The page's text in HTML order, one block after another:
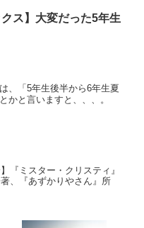
クス】大変だった5年生
、「5年生後半から6年生夏
かと言いますと、、、。
】『ミスター・クリスティ』
著、『あずかりやさん』所